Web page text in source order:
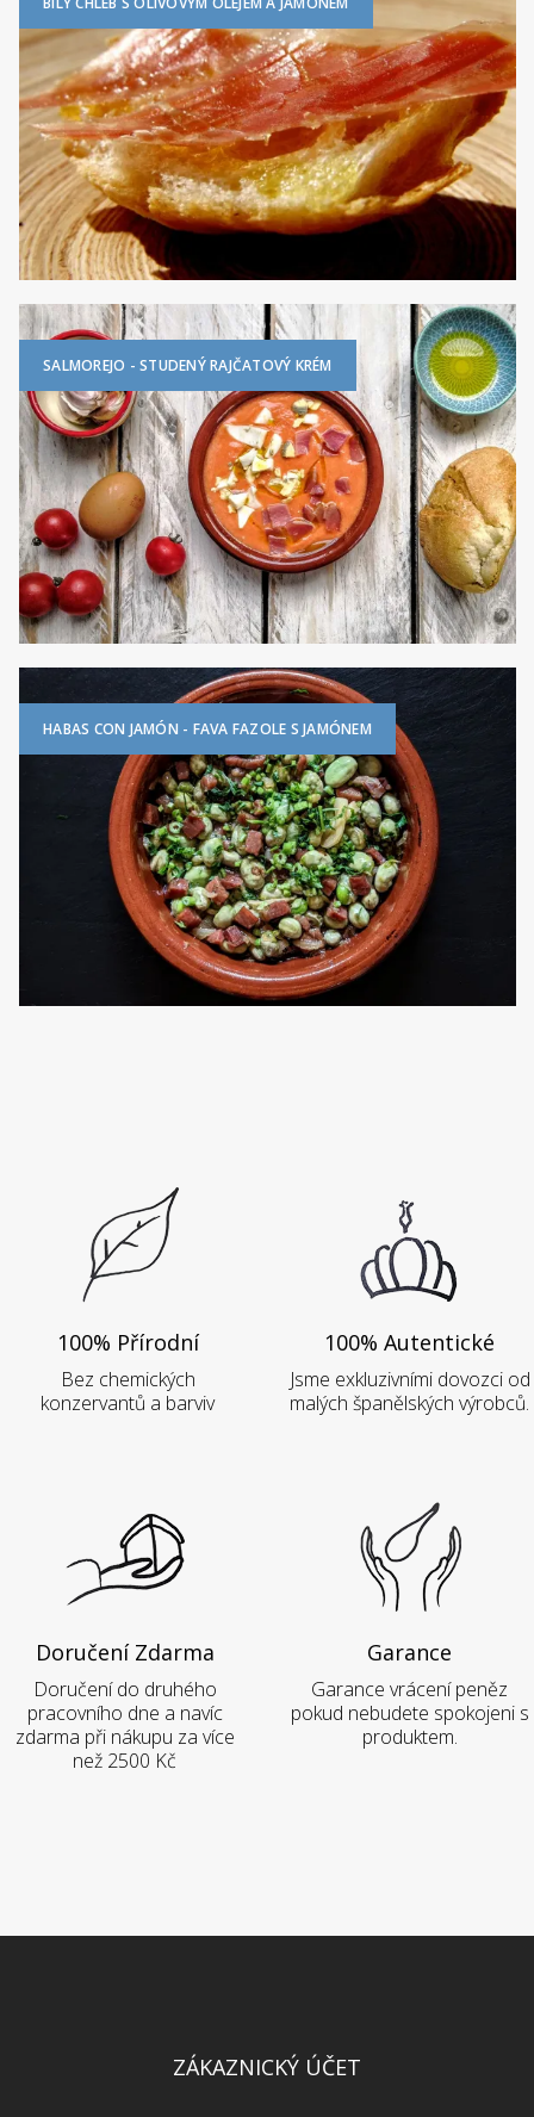
SALMOREJO - STUDENÝ RAJČATOVÝ KRÉM
HABAS CON JAMÓN - FAVA FAZOLE S JAMÓNEM
100% Přírodní
Bez chemických
konzervantů a barviv
100% Autentické
Jsme exkluzivními dovozci od
malých španělských výrobců.
Doručení Zdarma
Doručení do druhého
pracovního dne a navíc
zdarma při nákupu za více
než 2500 Kč
Garance
Garance vrácení peněz
pokud nebudete spokojeni s
produktem.
ZÁKAZNICKÝ ÚČET